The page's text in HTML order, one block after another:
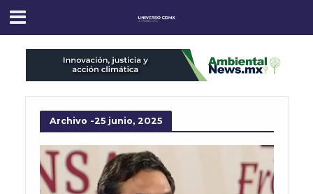
Archivo -25 junio, 2025